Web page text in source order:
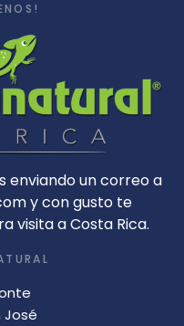
enviando un correo a
y con gusto te
visita a Costa Rica.
José